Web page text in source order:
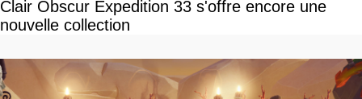
Clair Obscur Expedition 33 s'offre encore une
nouvelle collection